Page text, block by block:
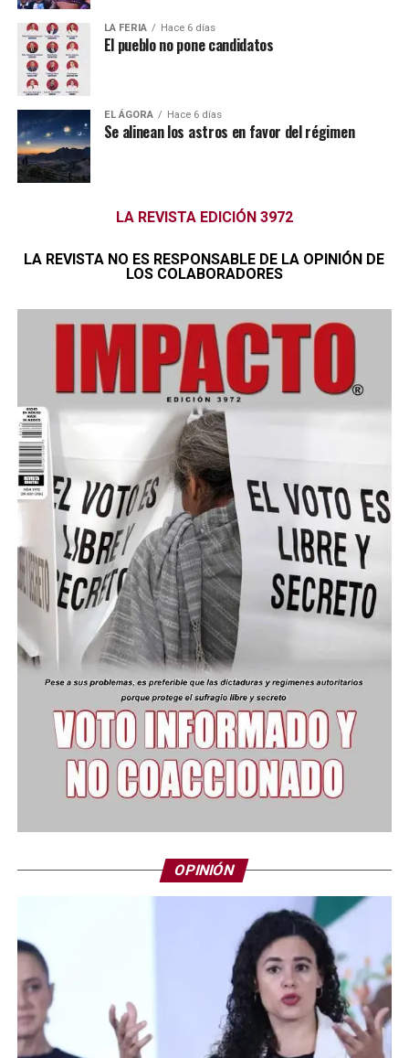
LA FERIA Hace 6 días
El pueblo no pone candidatos
EL ÁGORA Hace 6 días
Se alinean los astros en favor del régimen
LA REVISTA EDICIÓN 3972
LA REVISTA NO ES RESPONSABLE DE LA OPINIÓN DE
LOS COLABORADORES
OPINIÓN